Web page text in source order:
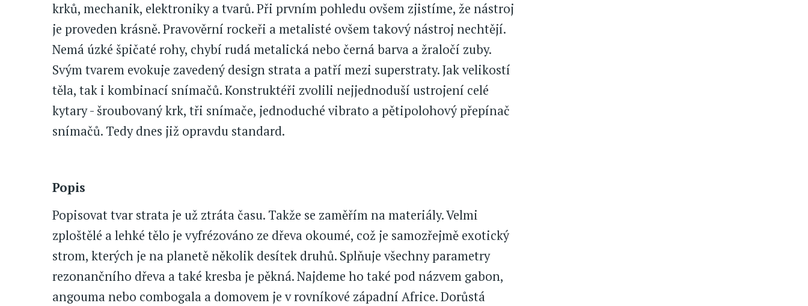
krků, mechanik, elektroniky a tvarů. Při prvním pohledu ovšem zjistíme, že nástroj
je proveden krásně. Pravověrní rockeři a metalisté ovšem takový nástroj nechtějí.
Nemá úzké špičaté rohy, chybí rudá metalická nebo černá barva a žraločí zuby.
Svým tvarem evokuje zavedený design strata a patří mezi superstraty. Jak velikostí
těla, tak i kombinací snímačů. Konstruktéři zvolili nejjednoduší ustrojení celé
kytary - šroubovaný krk, tři snímače, jednoduché vibrato a pětipolohový přepínač
snímačů. Tedy dnes již opravdu standard.
Popis
Popisovat tvar strata je už ztráta času. Takže se zaměřím na materiály. Velmi
zploštělé a lehké tělo je vyfrézováno ze dřeva okoumé, což je samozřejmě exotický
strom, kterých je na planetě několik desítek druhů. Splňuje všechny parametry
rezonančního dřeva a také kresba je pěkná. Najdeme ho také pod názvem gabon,
angouma nebo combogala a domovem je v rovníkové západní Africe. Dorůstá